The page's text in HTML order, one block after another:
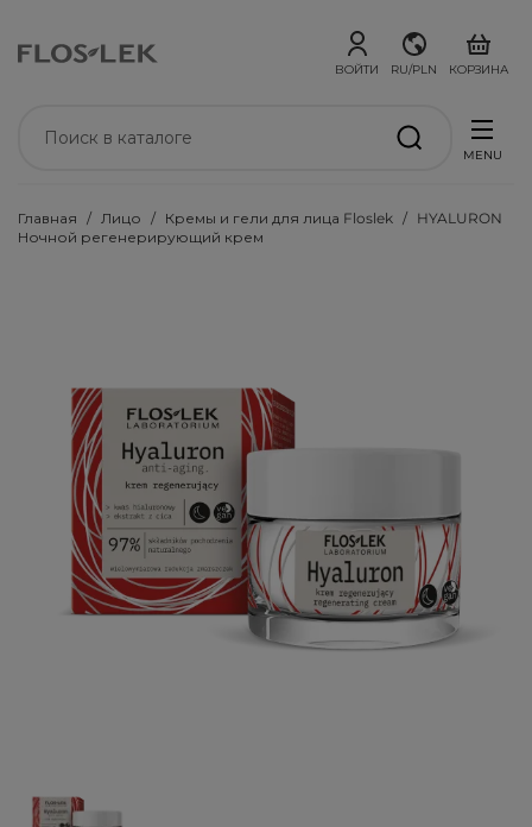
ВОЙТИ RU/PLN КОРЗИНА
MENU
Главная Лицо Кремы и гели для лица Floslek
HYALURON
Ночной регенерирующий крем